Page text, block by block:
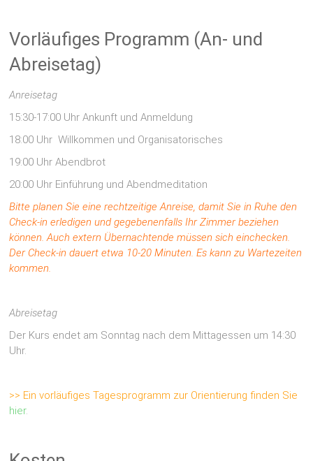
Vorläufiges Programm (An- und
Abreisetag)
Anreisetag
15:30-17:00 Uhr Ankunft und Anmeldung
18:00 Uhr Willkommen und Organisatorisches
19:00 Uhr Abendbrot
20:00 Uhr Einführung und Abendmeditation
Bitte planen Sie eine rechtzeitige Anreise, damit Sie in Ruhe den
Check-in erledigen und gegebenenfalls Ihr Zimmer beziehen
können. Auch extern Übernachtende müssen sich einchecken.
Der Check-in dauert etwa 10-20 Minuten. Es kann zu Wartezeiten
kommen.
Abreisetag
Der Kurs endet am Sonntag nach dem Mittagessen um 14:30
Uhr.
>> Ein vorläufiges Tagesprogramm zur Orientierung finden Sie
hier.